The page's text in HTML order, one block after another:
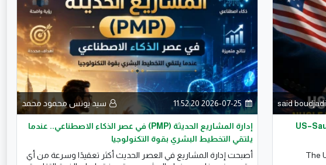
said boudjadi
The
2026-07-25 11:52:20 سيد يونس محمود محمد
إدارة المشاريع الحديثة (PMP) في عصر الذكاء الاصطناعي.. عندما
يلتقي التخطيط البشري بقوة التكنولوجيا
أصبحت إدارة المشاريع في العصر الحديث أكثر تعقيدًا وسرعة من أي